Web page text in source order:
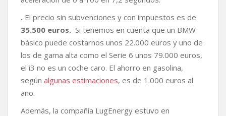
. El precio sin subvenciones y con impuestos es de
35.500 euros. Si tenemos en cuenta que un BMW
básico puede costarnos unos 22.000 euros y uno de
los de gama alta como el Serie 6 unos 79.000 euros,
el i3 no es un coche caro. El ahorro en gasolina,
según algunas estimaciones, es de 1.000 euros al
año.
Además, la compañía LugEnergy estuvo en